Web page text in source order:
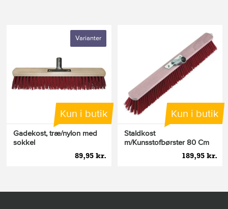
Varianter
Kun i butik
Gadekost, træ/nylon med
sokkel
89,95 kr.
Kun i butik
Staldkost
m/Kunsstofbørster 80 Cm
189,95 kr.